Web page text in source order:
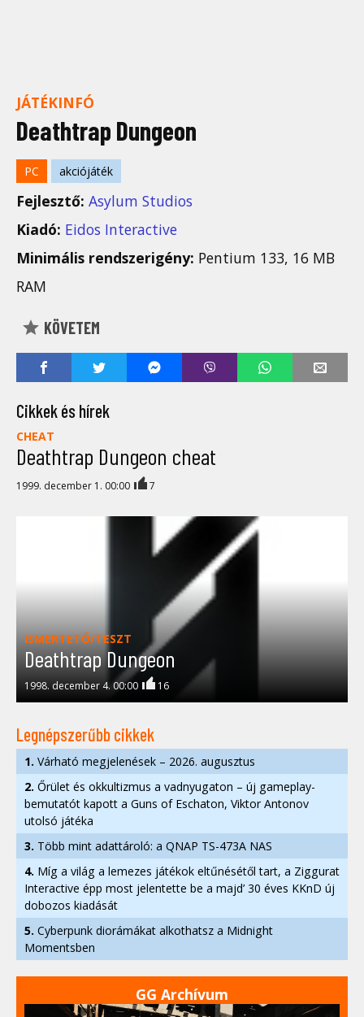
JÁTÉKINFÓ
Deathtrap Dungeon
PC akciójáték
Fejlesztő: Asylum Studios
Kiadó: Eidos Interactive
Minimális rendszerigény: Pentium 133, 16 MB
RAM
KÖVETEM
Cikkek és hírek
CHEAT
Deathtrap Dungeon cheat
1999. december 1. 00:00 7
ISMERTETŐ/TESZT
Deathtrap Dungeon
1998. december 4. 00:00 16
Legnépszerűbb cikkek
1. Várható megjelenések – 2026. augusztus
2. Őrület és okkultizmus a vadnyugaton – új gameplay-
bemutatót kapott a Guns of Eschaton, Viktor Antonov
utolsó játéka
3. Több mint adattároló: a QNAP TS-473A NAS
4. Míg a világ a lemezes játékok eltűnésétől tart, a Ziggurat
Interactive épp most jelentette be a majd’ 30 éves KKnD új
dobozos kiadását
5. Cyberpunk diorámákat alkothatsz a Midnight
Momentsben
GG Archívum